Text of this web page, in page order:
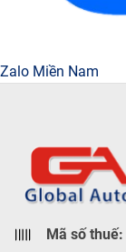
Zalo Miền Nam
Mã số thuế: